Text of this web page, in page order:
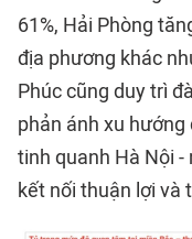
61%, Hải Phòng
địa phương khác
Phúc cũng duy trì
phản ánh xu
tinh quanh Hà Nội -
kết nối thuận lợi và